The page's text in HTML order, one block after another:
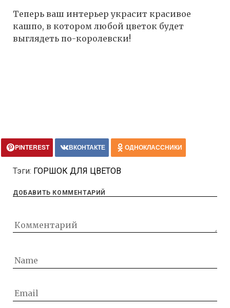
Теперь ваш интерьер украсит красивое
кашпо, в котором любой цветок будет
выглядеть по-королевски!
PINTEREST ВКОНТАКТЕ ОДНОКЛАССНИКИ
Тэги: ГОРШОК ДЛЯ ЦВЕТОВ
ДОБАВИТЬ КОММЕНТАРИЙ